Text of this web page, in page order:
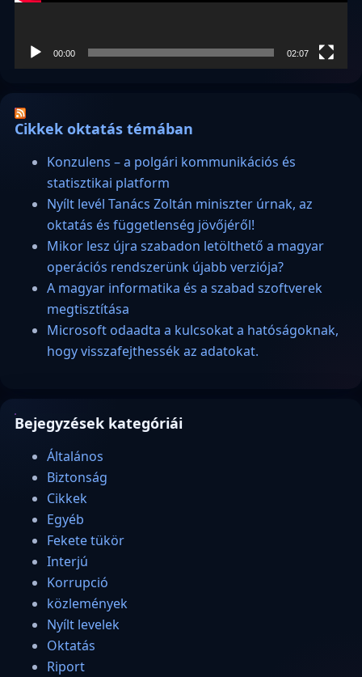
00:00 02:07
Cikkek oktatás témában
Konzulens – a polgári kommunikációs és
statisztikai platform
Nyílt levél Tanács Zoltán miniszter úrnak, az
oktatás és függetlenség jövőjéről!
Mikor lesz újra szabadon letölthető a magyar
operációs rendszerünk újabb verziója?
A magyar informatika és a szabad szoftverek
megtisztítása
Microsoft odaadta a kulcsokat a hatóságoknak,
hogy visszafejthessék az adatokat.
Bejegyzések kategóriái
Általános
Biztonság
Cikkek
Egyéb
Fekete tükör
Interjú
Korrupció
közlemények
Nyílt levelek
Oktatás
Riport